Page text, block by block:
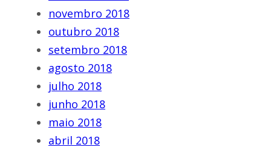
novembro 2018
outubro 2018
setembro 2018
agosto 2018
julho 2018
junho 2018
maio 2018
abril 2018